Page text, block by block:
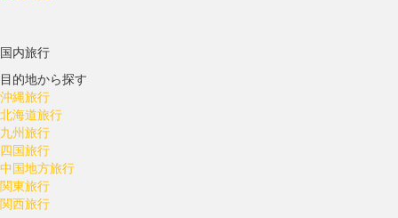
国内旅行
目的地から探す
沖縄旅行
北海道旅行
九州旅行
四国旅行
中国地方旅行
関東旅行
関西旅行